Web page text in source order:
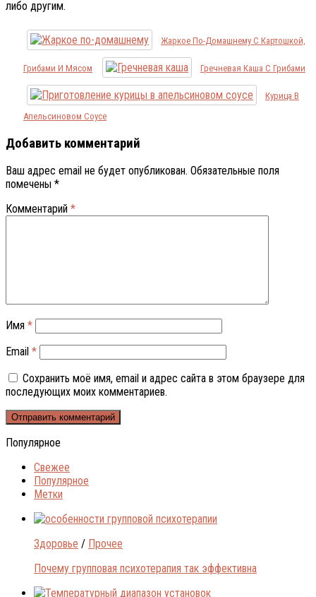
либо другим.
Жаркое По-Домашнему С Картошкой,
Грибами И Мясом Гречневая Каша С Грибами
Курица В
Апельсиновом Соусе
Добавить комментарий
Ваш адрес email не будет опубликован. Обязательные поля
помечены *
Комментарий *
Имя *
Email *
Сохранить моё имя, email и адрес сайта в этом браузере для
последующих моих комментариев.
Популярное
Свежее
Популярное
Метки
Здоровье / Прочее
Почему групповая психотерапия так эффективна